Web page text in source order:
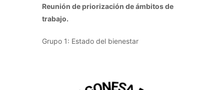
Reunión de priorización de ámbitos de
trabajo.
Grupo 1: Estado del bienestar